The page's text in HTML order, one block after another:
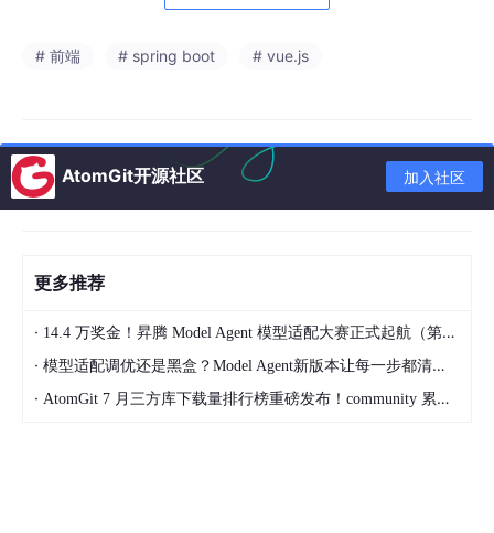
# 前端 # spring boot # vue.js
AtomGit开源社区 加入社区
更多推荐
· 14.4 万奖金！昇腾 Model Agent 模型适配大赛正式起航（第二季）
· 模型适配调优还是黑盒？Model Agent新版本让每一步都清晰可见
· AtomGit 7 月三方库下载量排行榜重磅发布！community 累计破百万断层领跑，Chromium 组件全面霸榜